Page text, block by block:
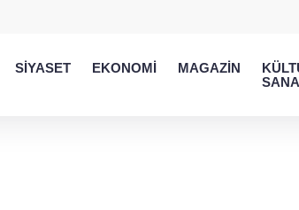
SİYASET EKONOMİ MAGAZİN